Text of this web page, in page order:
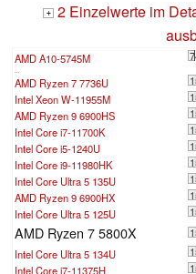
+ 2 Einzelwerte im
AMD A10-5745M
...
AMD Ryzen 7 7736U
Intel Xeon W-11955M
AMD Ryzen 9 6900HS
Intel Core i7-11700K
Intel Core i5-1240U
Intel Core i9-11980HK
Intel Core Ultra 5 135U
AMD Ryzen 9 6900HX
Intel Core Ultra 5 125U
AMD Ryzen 7 5800X
Intel Core Ultra 5 134U
Intel Core i7-11375H